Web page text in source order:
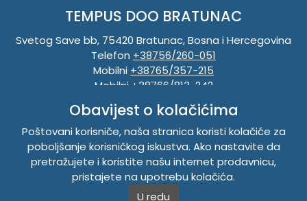
TEMPUS DOO BRATUNAC
Svetog Save bb, 75420 Bratunac, Bosna i Hercegovina
Telefon +38756/260-051
Mobilni +38765/357-215
Mobilni +38766/813-242
JIB 4405087080000
Porez 405087080000
Matični broj 59-01-0081-23
Copyright © 2026. Tempus DOO Bratunac. Sva prava
zadržana.
Obavijest o kolačićima
Poštovani korisniče, naša stranica koristi kolačiće za
poboljšanje korisničkog iskustva. Ako nastavite da
pretražujete i koristite našu internet prodavnicu,
pristajete na upotrebu kolačića.
U redu